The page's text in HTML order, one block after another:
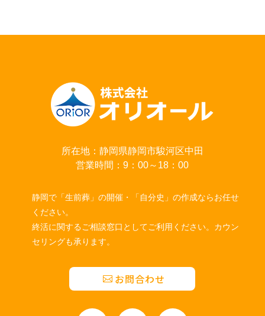
所在地：静岡県静岡市駿河区中田
営業時間：9：00～18：00
静岡で「生前葬」の開催・「自分史」の作成ならお任せ
ください。
終活に関するご相談窓口としてご利用ください。カウン
セリングも承ります。
お問合わせ